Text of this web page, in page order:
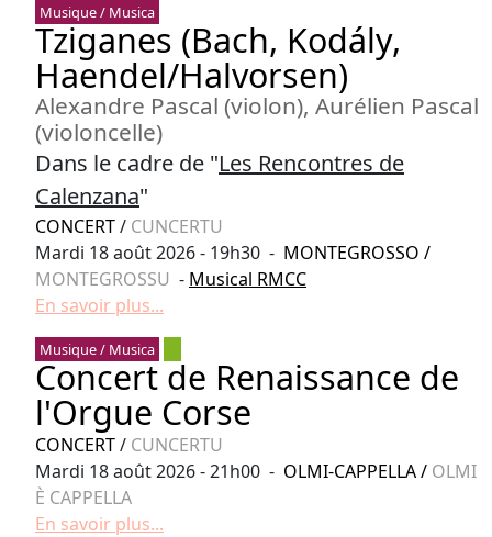
Musique / Musica
Tziganes (Bach, Kodály,
Haendel/Halvorsen)
Alexandre Pascal (violon), Aurélien Pascal
(violoncelle)
Dans le cadre de "Les Rencontres de
Calenzana"
CONCERT/ CUNCERTU
Mardi 18 août 2026 - 19h30 - MONTEGROSSO /
MONTEGROSSU - Musical RMCC
En savoir plus...
Musique / Musica
Concert de Renaissance de
l'Orgue Corse
CONCERT/ CUNCERTU
Mardi 18 août 2026 - 21h00 - OLMI-CAPPELLA/ OLMI
È CAPPELLA
En savoir plus...